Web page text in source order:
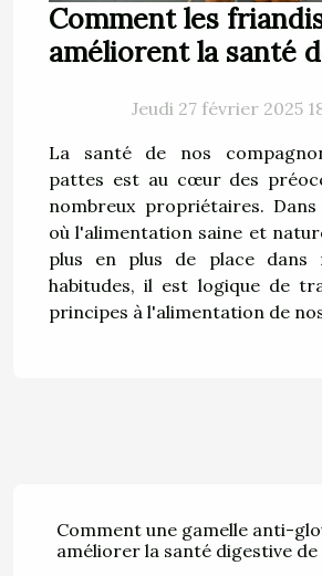
Comment les
améliorent la santé
Jeudi 27 février 2025
La santé de nos
pattes est au cœur des
nombreux propriétaires.
où l'alimentation saine et
plus en plus de place dans
habitudes, il est logique de
principes à l'alimentation de
Comment une gamelle anti-
améliorer la santé digestive